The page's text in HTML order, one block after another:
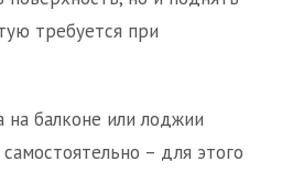
требуется при
на балконе или лоджии
– для этого